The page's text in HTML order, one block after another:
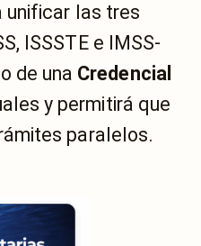
unificar las tres
ISSSTE e IMSS-
de una Credencial
y permitirá que
paralelos.